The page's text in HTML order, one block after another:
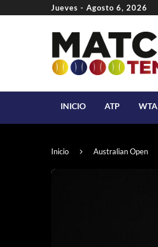
Jueves - Agosto 6, 2026
INICIO ATP WTA
Inicio Australian Open